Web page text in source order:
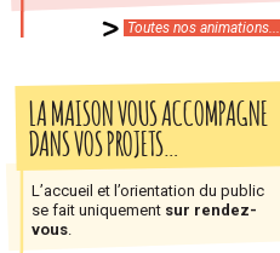
Toutes nos animations...
LA MAISON VOUS ACCOMPAGNE
DANS VOS PROJETS…
L’accueil et l’orientation du public
se fait uniquement sur rendez-
vous